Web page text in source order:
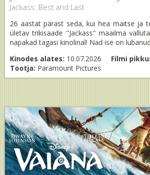
Jackass: Best and Last
26 aastat pärast seda, kui hea maitse ja
ületav trikisaade "Jackass" maailma
napakad tagasi kinolinal! Nad ise on
Kinodes alates: 10.07.2026 Filmi
Tootja: Paramount Pictures